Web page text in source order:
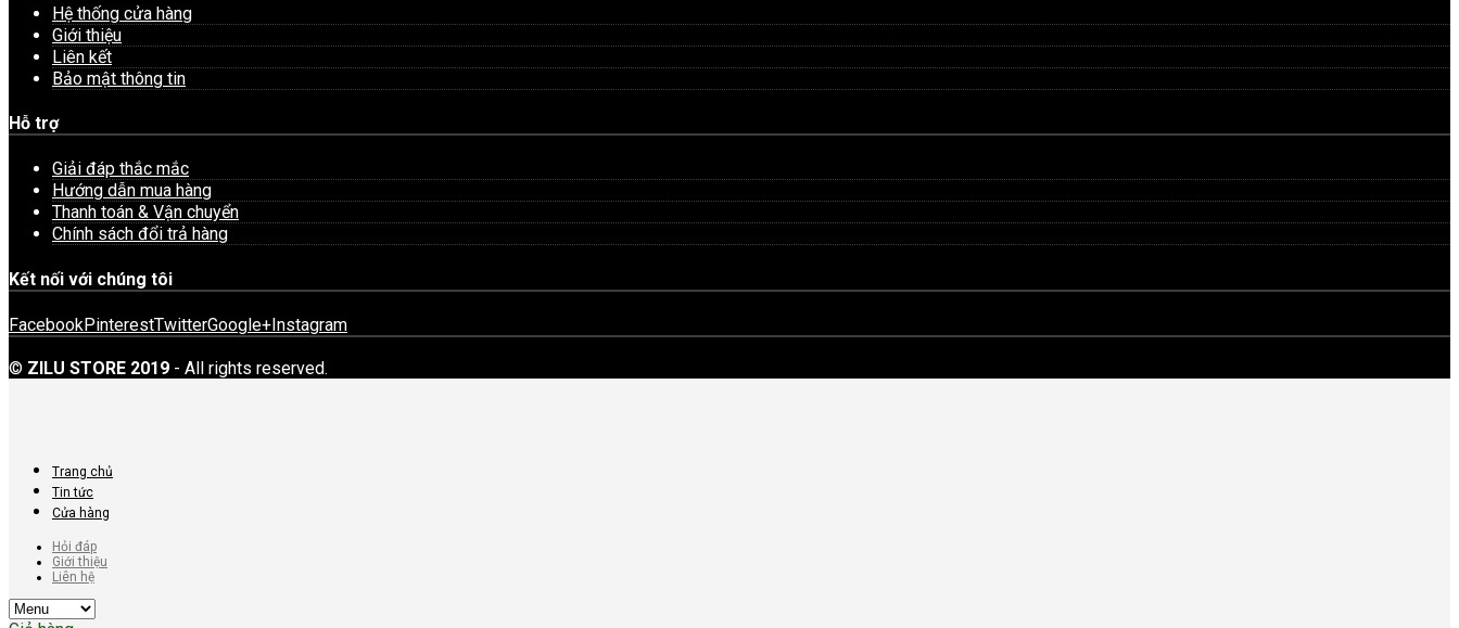
Hệ thống cửa hàng
Giới thiệu
Liên kết
Bảo mật thông tin
Hỗ trợ
Giải đáp thắc mắc
Hướng dẫn mua hàng
Thanh toán & Vận chuyển
Chính sách đổi trả hàng
Kết nối với chúng tôi
FacebookPinterestTwitterGoogle+Instagram
© ZILU STORE 2019 - All rights reserved.
Trang chủ
Tin tức
Cửa hàng
Hỏi đáp
Giới thiệu
Liên hệ